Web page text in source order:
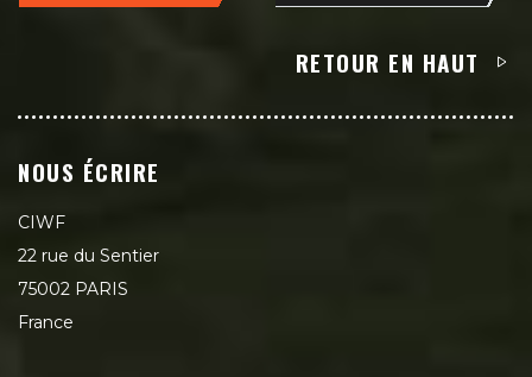
RETOUR EN HAUT
NOUS ÉCRIRE
CIWF
22 rue du Sentier
75002 PARIS
France